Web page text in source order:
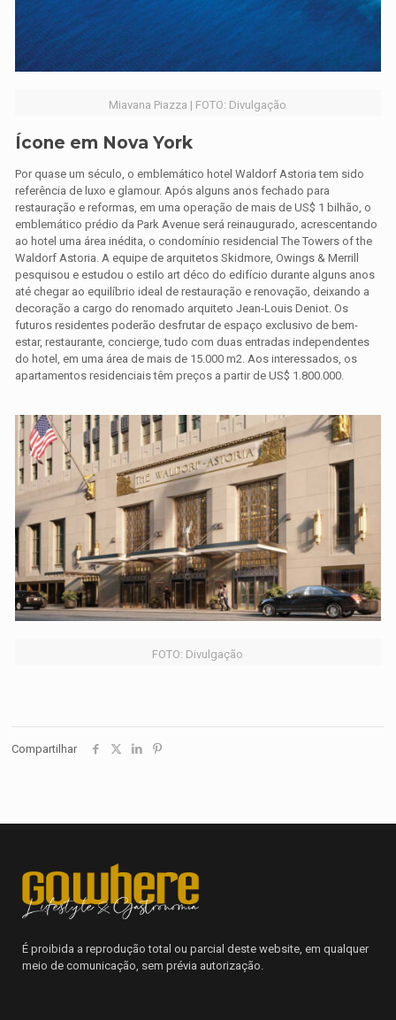
Miavana Piazza | FOTO: Divulgação
Ícone em Nova York
Por quase um século, o emblemático hotel Waldorf Astoria tem sido
referência de luxo e glamour. Após alguns anos fechado para
restauração e reformas, em uma operação de mais de US$ 1 bilhão, o
emblemático prédio da Park Avenue será reinaugurado, acrescentando
ao hotel uma área inédita, o condomínio residencial The Towers of the
Waldorf Astoria. A equipe de arquitetos Skidmore, Owings & Merrill
pesquisou e estudou o estilo art déco do edifício durante alguns anos
até chegar ao equilíbrio ideal de restauração e renovação, deixando a
decoração a cargo do renomado arquiteto Jean-Louis Deniot. Os
futuros residentes poderão desfrutar de espaço exclusivo de bem-
estar, restaurante, concierge, tudo com duas entradas independentes
do hotel, em uma área de mais de 15.000 m2. Aos interessados, os
apartamentos residenciais têm preços a partir de US$ 1.800.000.
FOTO: Divulgação
Compartilhar
É proibida a reprodução total ou parcial deste website, em qualquer
meio de comunicação, sem prévia autorização.